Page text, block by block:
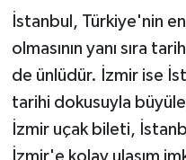
İstanbul, Türkiye'nin
olmasının yanı sıra
de ünlüdür. İzmir ise
tarihi dokusuyla
İzmir uçak bileti,